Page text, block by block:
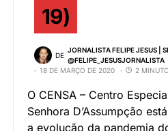
19)
DE
JORNALISTA FELIPE JESUS |
@FELIPE_JESUSJORNALISTA
18 DE MARÇO DE 2020
2
O CENSA – Centro
Senhora D’Assumpção
a evolução da pandemia